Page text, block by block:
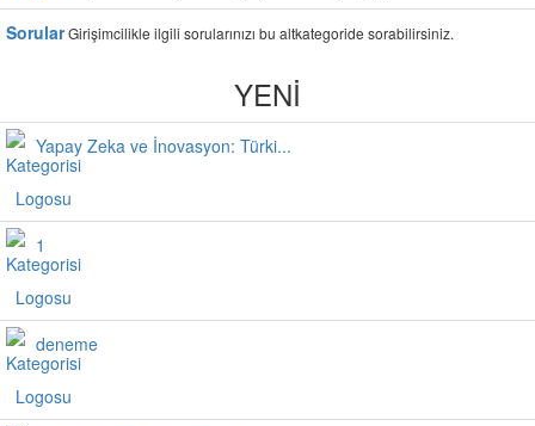
SorularGirişimcilikle ilgili sorularınızı bu altkategoride sorabilirsiniz.
YENİ
Yapay Zeka ve İnovasyon: Türki...
1
deneme